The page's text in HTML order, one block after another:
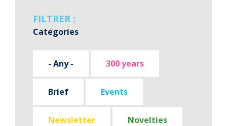
FILTRER :
Categories
- Any - 300 years
Brief Events
Newsletter Novelties